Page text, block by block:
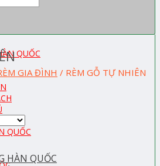
QUỐC
QUỐC
GIA ĐÌNH / RÈM GỖ TỰ NHIÊN
HÀN QUỐC